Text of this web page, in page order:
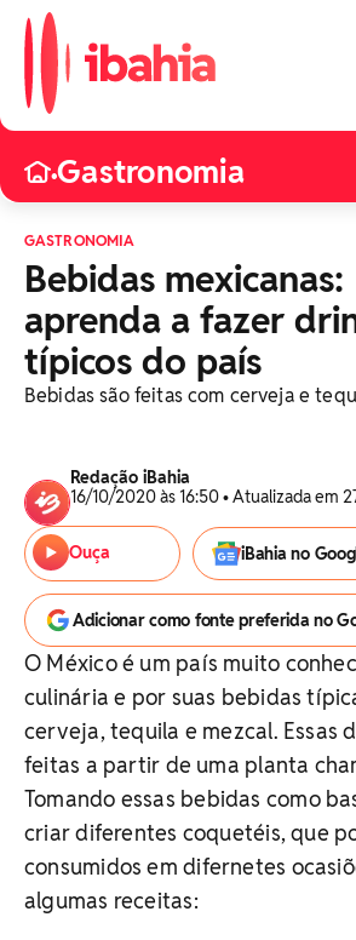
•Gastronomia
GASTRONOMIA
Bebidas mexicanas:
aprenda a fazer
típicos do país
Bebidas são feitas com cerveja e
Redação iBahia
16/10/2020 às 16:50 • Atualizada em
Ouça iBahia no
Adicionar como fonte preferida no
O México é um país muito
culinária e por suas bebidas
cerveja, tequila e mezcal. Essas
feitas a partir de uma planta
Tomando essas bebidas como
criar diferentes coquetéis, que
consumidos em difernetes
algumas receitas: